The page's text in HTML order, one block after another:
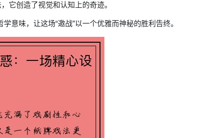
它创造了视觉和认知上的奇迹。
意味，让这场“邀战”以一个优雅而神秘的胜利告终。